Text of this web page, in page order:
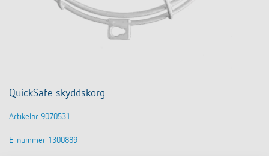
QuickSafe skyddskorg
Artikelnr 9070531
E-nummer 1300889